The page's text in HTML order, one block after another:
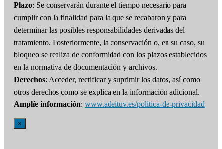
Plazo: Se conservarán durante el tiempo necesario para
cumplir con la finalidad para la que se recabaron y para
determinar las posibles responsabilidades derivadas del
tratamiento. Posteriormente, la conservación o, en su caso, su
bloqueo se realiza de conformidad con los plazos establecidos
en la normativa de documentación y archivos.
Derechos: Acceder, rectificar y suprimir los datos, así como
otros derechos como se explica en la información adicional.
Amplíe información: www.adeituv.es/politica-de-privacidad
×